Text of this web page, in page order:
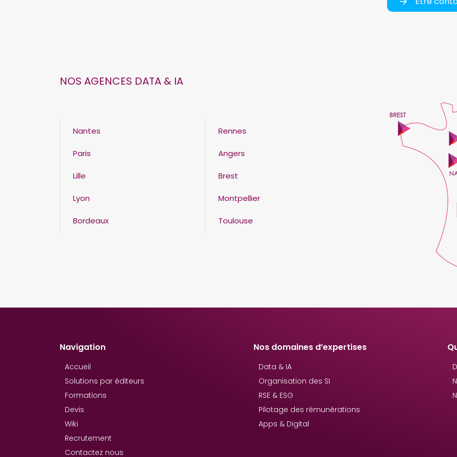
NOS AGENCES DATA & IA
Nantes
Paris
Lille
Lyon
Bordeaux
Rennes
Angers
Brest
Montpellier
Toulouse
Navigation
Accueil
Solutions par éditeurs
Formations
Devis
Wiki
Recrutement
Contactez nous
Nos domaines d’expertises
Data & IA
Organisation des SI
RSE & ESG
Pilotage des rémunérations
Apps & Digital